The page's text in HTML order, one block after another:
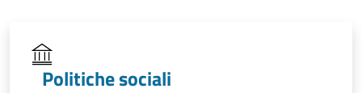
Politiche sociali